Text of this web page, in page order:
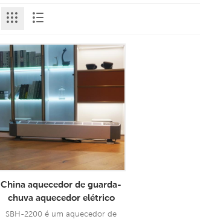
China aquecedor de guarda-
chuva aquecedor elétrico
aquecedor de barra elétrica
SBH-2200 é um aquecedor de